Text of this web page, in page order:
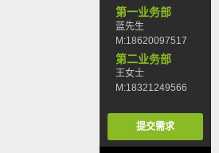
第一业务部
蓝先生
M:18620097517
第二业务部
王女士
M:18321249566
提交需求